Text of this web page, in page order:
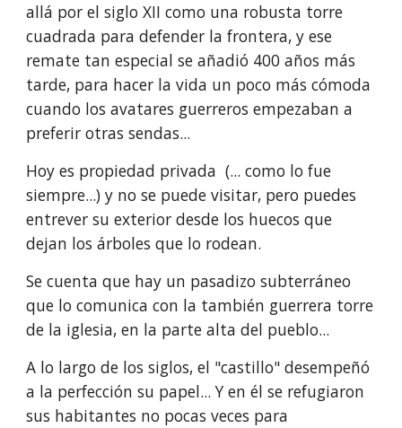
allá por el siglo XII como una robusta torre
cuadrada para defender la frontera, y ese
remate tan especial se añadió 400 años más
tarde, para hacer la vida un poco más cómoda
cuando los avatares guerreros empezaban a
preferir otras sendas...
Hoy es propiedad privada  (... como lo fue
siempre...) y no se puede visitar, pero puedes
entrever su exterior desde los huecos que
dejan los árboles que lo rodean.
Se cuenta que hay un pasadizo subterráneo
que lo comunica con la también guerrera torre
de la iglesia, en la parte alta del pueblo...
A lo largo de los siglos, el "castillo" desempeñó
a la perfección su papel... Y en él se refugiaron
sus habitantes no pocas veces para